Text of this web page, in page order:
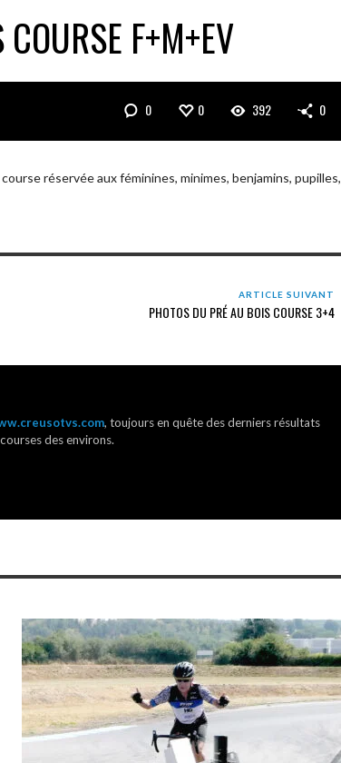
F+M+EV
0 0 392 0
réservée aux féminines, minimes, benjamins, pupilles,
ARTICLE SUIVANT
PHOTOS DU PRÉ AU BOIS COURSE 3+4
, toujours en quête des derniers résultats
des environs.